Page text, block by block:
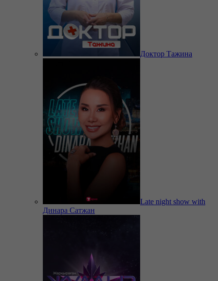
Доктор Тажина
Late night show with
Динара Сатжан